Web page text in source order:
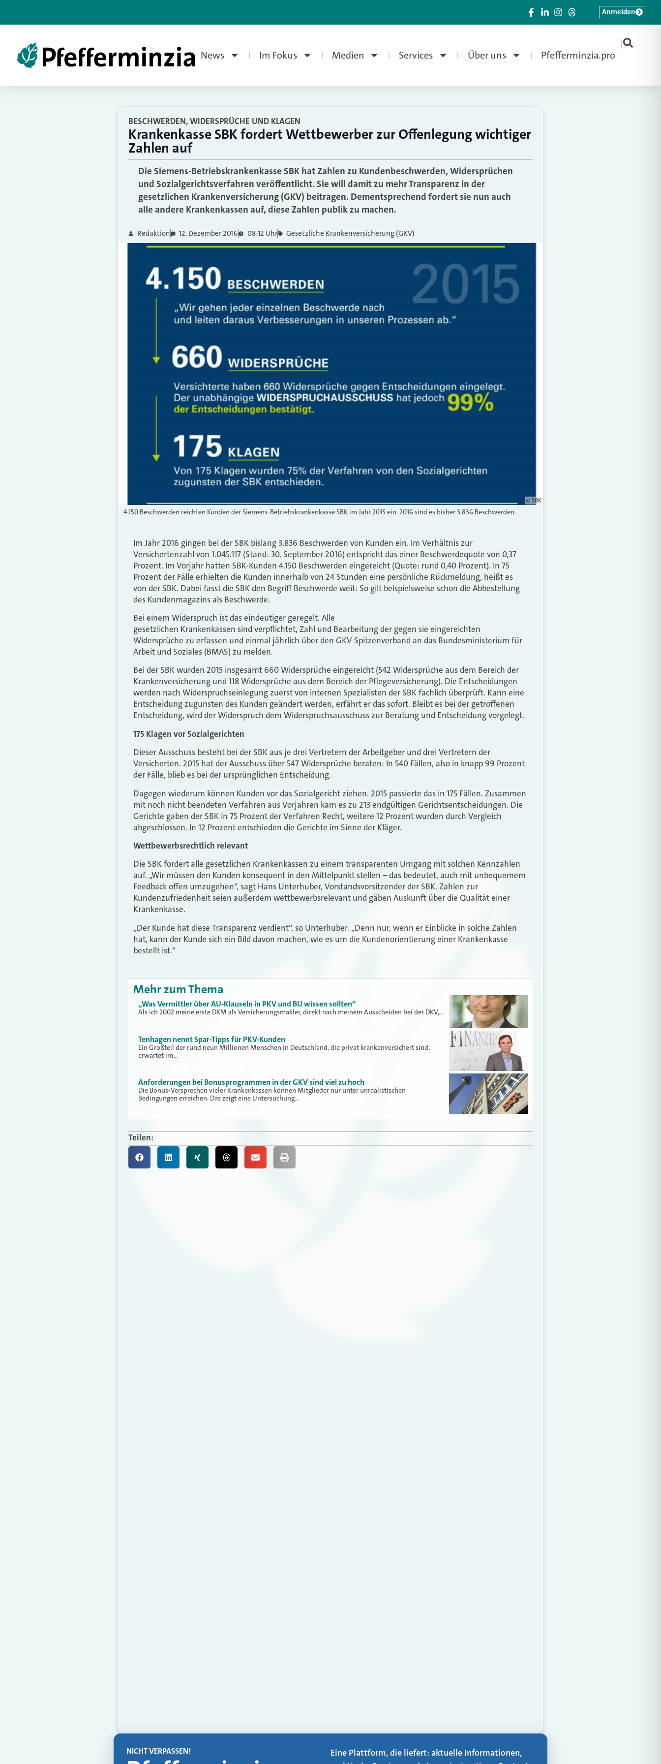
News Im Fokus Medien Services Über uns Pfefferminzia.pro
|
Anmelden
BESCHWERDEN, WIDERSPRÜCHE UND KLAGEN
Krankenkasse SBK fordert Wettbewerber zur Offenlegung wichtiger
Zahlen auf
Die Siemens-Betriebskrankenkasse SBK hat Zahlen zu Kundenbeschwerden, Widersprüchen
und Sozialgerichtsverfahren veröffentlicht. Sie will damit zu mehr Transparenz in der
gesetzlichen Krankenversicherung (GKV) beitragen. Dementsprechend fordert sie nun auch
alle andere Krankenkassen auf, diese Zahlen publik zu machen.
Redaktion 12. Dezember 2016 08:12 Uhr Gesetzliche Krankenversicherung (GKV)
© SBK
4.150 Beschwerden reichten Kunden der Siemens-Betriebskrankenkasse SBK im Jahr 2015 ein. 2016 sind es bisher 3.836 Beschwerden.
Im Jahr 2016 gingen bei der SBK bislang 3.836 Beschwerden von Kunden ein. Im Verhältnis zur
Versichertenzahl von 1.045.117 (Stand: 30. September 2016) entspricht das einer Beschwerdequote von 0,37
Prozent. Im Vorjahr hatten SBK-Kunden 4.150 Beschwerden eingereicht (Quote: rund 0,40 Prozent). In 75
Prozent der Fälle erhielten die Kunden innerhalb von 24 Stunden eine persönliche Rückmeldung, heißt es
von der SBK. Dabei fasst die SBK den Begriff Beschwerde weit: So gilt beispielsweise schon die Abbestellung
des Kundenmagazins als Beschwerde.
Bei einem Widerspruch ist das eindeutiger geregelt. Alle
gesetzlichen Krankenkassen sind verpflichtet, Zahl und Bearbeitung der gegen sie eingereichten
Widersprüche zu erfassen und einmal jährlich über den GKV Spitzenverband an das Bundesministerium für
Arbeit und Soziales (BMAS) zu melden.
Bei der SBK wurden 2015 insgesamt 660 Widersprüche eingereicht (542 Widersprüche aus dem Bereich der
Krankenversicherung und 118 Widersprüche aus dem Bereich der Pflegeversicherung). Die Entscheidungen
werden nach Widerspruchseinlegung zuerst von internen Spezialisten der SBK fachlich überprüft. Kann eine
Entscheidung zugunsten des Kunden geändert werden, erfährt er das sofort. Bleibt es bei der getroffenen
Entscheidung, wird der Widerspruch dem Widerspruchsausschuss zur Beratung und Entscheidung vorgelegt.
175 Klagen vor Sozialgerichten
Dieser Ausschuss besteht bei der SBK aus je drei Vertretern der Arbeitgeber und drei Vertretern der
Versicherten. 2015 hat der Ausschuss über 547 Widersprüche beraten: In 540 Fällen, also in knapp 99 Prozent
der Fälle, blieb es bei der ursprünglichen Entscheidung.
Dagegen wiederum können Kunden vor das Sozialgericht ziehen. 2015 passierte das in 175 Fällen. Zusammen
mit noch nicht beendeten Verfahren aus Vorjahren kam es zu 213 endgültigen Gerichtsentscheidungen. Die
Gerichte gaben der SBK in 75 Prozent der Verfahren Recht, weitere 12 Prozent wurden durch Vergleich
abgeschlossen. In 12 Prozent entschieden die Gerichte im Sinne der Kläger.
Wettbewerbsrechtlich relevant
Die SBK fordert alle gesetzlichen Krankenkassen zu einem transparenten Umgang mit solchen Kennzahlen
auf. „Wir müssen den Kunden konsequent in den Mittelpunkt stellen – das bedeutet, auch mit unbequemem
Feedback offen umzugehen“, sagt Hans Unterhuber, Vorstandsvorsitzender der SBK. Zahlen zur
Kundenzufriedenheit seien außerdem wettbewerbsrelevant und gäben Auskunft über die Qualität einer
Krankenkasse.
„Der Kunde hat diese Transparenz verdient“, so Unterhuber. „Denn nur, wenn er Einblicke in solche Zahlen
hat, kann der Kunde sich ein Bild davon machen, wie es um die Kundenorientierung einer Krankenkasse
bestellt ist.“
Mehr zum Thema
„Was Vermittler über AU-Klauseln in PKV und BU wissen sollten“
Als ich 2002 meine erste DKM als Versicherungsmakler, direkt nach meinem Ausscheiden bei der DKV,…
Tenhagen nennt Spar-Tipps für PKV-Kunden
Ein Großteil der rund neun Millionen Menschen in Deutschland, die privat krankenversichert sind,
erwartet im…
Anforderungen bei Bonusprogrammen in der GKV sind viel zu hoch
Die Bonus-Versprechen vieler Krankenkassen können Mitglieder nur unter unrealistischen
Bedingungen erreichen. Das zeigt eine Untersuchung…
Teilen:
NICHT VERPASSEN!
Eine Plattform, die liefert: aktuelle Informationen,